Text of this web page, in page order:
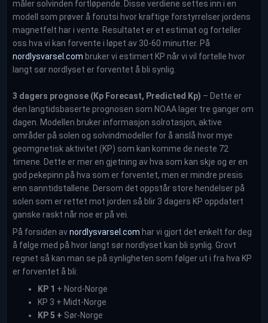
måler solvinden fortløpende. Disse verdiene settes inn i en
modell som prøver å forutsi hvor kraftige forstyrrelser jordens
magnetfelt har i vente. Resultatet er et estimat og forteller
oss hva vi kan forvente i løpet av 30-60 minutter. På
nordlysvarsel.com bruker vi estimert KP når vi vil fortelle hvor
langt sør nordlyset er forventet å bli synlig.
3 dagers prognose (Kp Forecast, Predicted Kp) – Dette er
den langtidsbaserte prognosen som NOAA lager tre ganger om
dagen. Modellen bruker informasjon solrotasjon, aktive
områder på solen og solvindmodeller for å anslå hvor mye
geomgnetisk aktivitet (KP) som kan komme de neste 72
timene. Dette er mer en gjetning av hva som kan skje og er en
god pekepinn på hva som er forventet, men er mindre presis
enn sanntidstallene. Dersom det oppstår store hendelser på
solen som er rettet mot jorden så blir 3 dagers KP oppdatert
ganske raskt når noe er på vei.
På forsiden avnordlysvarsel.com har vi gjort det enkelt for deg
å følge med på hvor langt sør nordlyset kan bli synlig. Grovt
regnet så kan man se på synligheten som følger ut i fra hva KP
er forventet å bli:
KP 1 + Nord-Norge
KP 3 + Midt-Norge
KP 5 + Sør-Norge